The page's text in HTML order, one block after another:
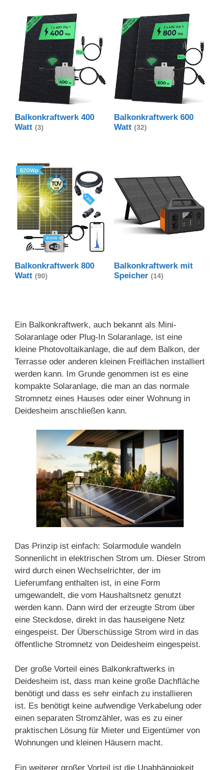
Balkonkraftwerk 400
Watt (3)
Balkonkraftwerk 600
Watt (32)
Balkonkraftwerk 800
Watt (90)
Balkonkraftwerk mit
Speicher (14)
Ein Balkonkraftwerk, auch bekannt als Mini-
Solaranlage oder Plug-In Solaranlage, ist eine
kleine Photovoltaikanlage, die auf dem Balkon, der
Terrasse oder anderen kleinen Freiflächen installiert
werden kann. Im Grunde genommen ist es eine
kompakte Solaranlage, die man an das normale
Stromnetz eines Hauses oder einer Wohnung in
Deidesheim anschließen kann.
Das Prinzip ist einfach: Solarmodule wandeln
Sonnenlicht in elektrischen Strom um. Dieser Strom
wird durch einen Wechselrichter, der im
Lieferumfang enthalten ist, in eine Form
umgewandelt, die vom Haushaltsnetz genutzt
werden kann. Dann wird der erzeugte Strom über
eine Steckdose, direkt in das hauseigene Netz
eingespeist. Der Überschüssige Strom wird in das
öffentliche Stromnetz von Deidesheim eingespeist.
Der große Vorteil eines Balkonkraftwerks in
Deidesheim ist, dass man keine große Dachfläche
benötigt und dass es sehr einfach zu installieren
ist. Es benötigt keine aufwendige Verkabelung oder
einen separaten Stromzähler, was es zu einer
praktischen Lösung für Mieter und Eigentümer von
Wohnungen und kleinen Häusern macht.
Ein weiterer großer Vorteil ist die Unabhängigkeit